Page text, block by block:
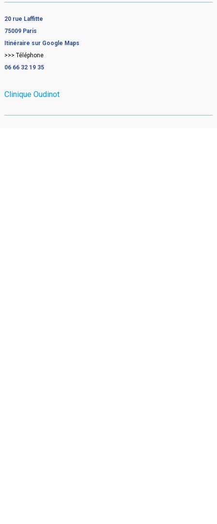
20 rue Laffitte
75009 Paris
Itinéraire sur Google Maps
>>> Téléphone
06 66 32 19 35
Clinique Oudinot